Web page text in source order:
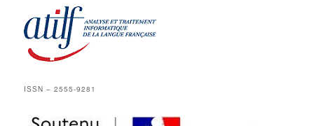
ISSN – 2555-9281